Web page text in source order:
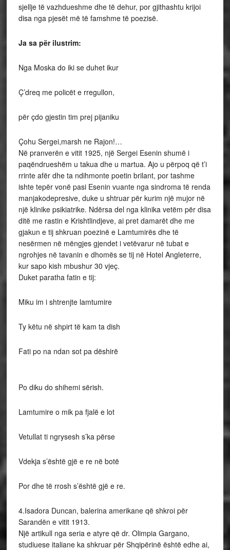
sjellje të vazhdueshme dhe të dehur, por gjithashtu krijoi
disa nga pjesët më të famshme të poezisë.
Ja sa për ilustrim:
Nga Moska do iki se duhet ikur
Ç’dreq me policët e rregullon,
për çdo gjestin tim prej pijaniku
Çohu Sergei,marsh ne Rajon!…
Në pranverën e vitit 1925, një Sergei Esenin shumë i
paqëndrueshëm u takua dhe u martua. Ajo u përpoq që t’i
rrinte afër dhe ta ndihmonte poetin brilant, por tashme
ishte tepër vonë pasi Esenin vuante nga sindroma të renda
manjakodepresive, duke u shtruar për kurim një mujor në
një klinike psikiatrike. Ndërsa del nga klinika vetëm për disa
ditë me rastin e Krishtlindjeve, ai pret damarët dhe me
gjakun e tij shkruan poezinë e Lamtumirës dhe të
nesërmen në mëngjes gjendet i vetëvarur në tubat e
ngrohjes në tavanin e dhomës se tij në Hotel Angleterre,
kur sapo kish mbushur 30 vjeç.
Duket paratha fatin e tij:
Miku im i shtrenjte lamtumire
Ty këtu në shpirt të kam ta dish
Fati po na ndan sot pa dëshirë
Po diku do shihemi sërish.
Lamtumire o mik pa fjalë e lot
Vetullat ti ngrysesh s’ka përse
Vdekja s’është gjë e re në botë
Por dhe të rrosh s’është gjë e re.
4.Isadora Duncan, balerina amerikane që shkroi për
Sarandën e vitit 1913.
Një artikull nga seria e atyre që dr. Olimpia Gargano,
studiuese italiane ka shkruar për Shqipërinë është edhe ai,